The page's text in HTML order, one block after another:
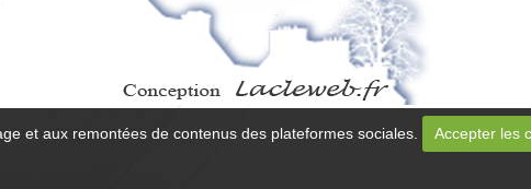
et aux remontées de contenus des plateformes sociales. Accepter les